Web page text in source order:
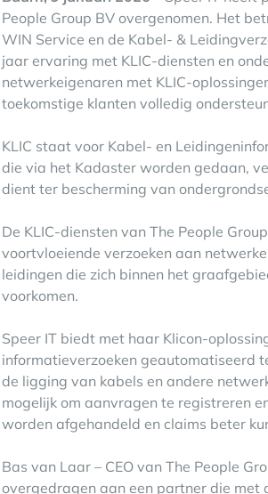
People Group BV overgenomen. Het
WIN Service en de Kabel- &
jaar ervaring met KLIC-diensten en
netwerkeigenaren met KLIC-
toekomstige klanten volledig
KLIC staat voor Kabel- en
die via het Kadaster worden gedaan,
dient ter bescherming van
De KLIC-diensten van The People
voortvloeiende verzoeken aan
leidingen die zich binnen het
voorkomen.
Speer IT biedt met haar Klicon-
informatieverzoeken geautomatiseerd
de ligging van kabels en andere
mogelijk om aanvragen te registreren
worden afgehandeld en claims beter
Bas van Laar – CEO van The People
overgedragen aan een partner die met